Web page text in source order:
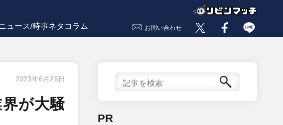
ュース/時事ネタコラム お問い合わせ
2023年6月26日
が大騒
PR